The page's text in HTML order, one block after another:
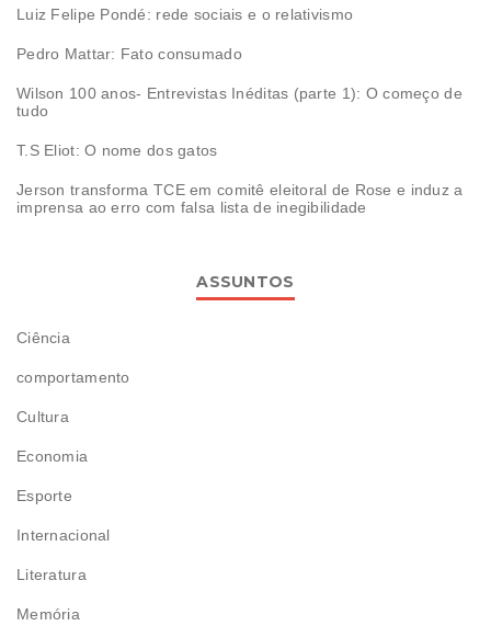
Luiz Felipe Pondé: rede sociais e o relativismo
Pedro Mattar: Fato consumado
Wilson 100 anos- Entrevistas Inéditas (parte 1): O começo de
tudo
T.S Eliot: O nome dos gatos
Jerson transforma TCE em comitê eleitoral de Rose e induz a
imprensa ao erro com falsa lista de inegibilidade
ASSUNTOS
Ciência
comportamento
Cultura
Economia
Esporte
Internacional
Literatura
Memória